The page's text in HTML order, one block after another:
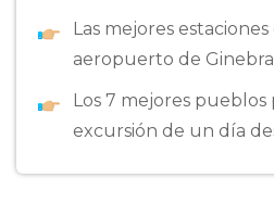
Las mejores
aeropuerto de Ginebra
Los 7 mejores
excursión de un día